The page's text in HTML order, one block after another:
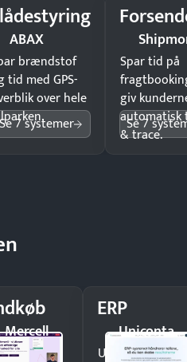
ABAX
brændstof
tid med GPS-
over hele
7 systemer
Spar tid på
giv
automatisk
& trace.
Se 7
Mercell
ERP
Uniconta
Undgå